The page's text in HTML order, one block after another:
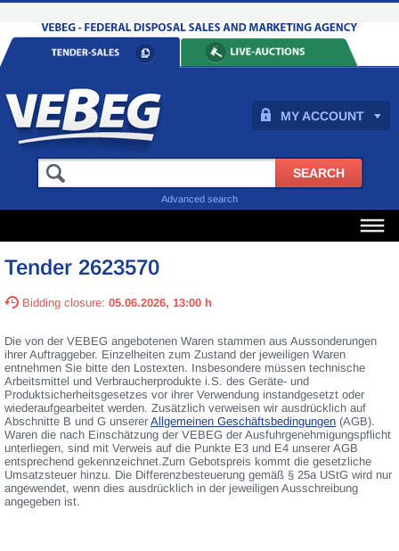
MY ACCOUNT
Advanced search
Tender 2623570
Bidding closure: 05.06.2026, 13:00 h
Die von der VEBEG angebotenen Waren stammen aus Aussonderungen
ihrer Auftraggeber. Einzelheiten zum Zustand der jeweiligen Waren
entnehmen Sie bitte den Lostexten. Insbesondere müssen technische
Arbeitsmittel und Verbraucherprodukte i.S. des Geräte- und
Produktsicherheitsgesetzes vor ihrer Verwendung instandgesetzt oder
wiederaufgearbeitet werden. Zusätzlich verweisen wir ausdrücklich auf
Abschnitte B und G unserer Allgemeinen Geschäftsbedingungen (AGB).
Waren die nach Einschätzung der VEBEG der Ausfuhrgenehmigungspflicht
unterliegen, sind mit Verweis auf die Punkte E3 und E4 unserer AGB
entsprechend gekennzeichnet.Zum Gebotspreis kommt die gesetzliche
Umsatzsteuer hinzu. Die Differenzbesteuerung gemäß § 25a UStG wird nur
angewendet, wenn dies ausdrücklich in der jeweiligen Ausschreibung
angegeben ist.